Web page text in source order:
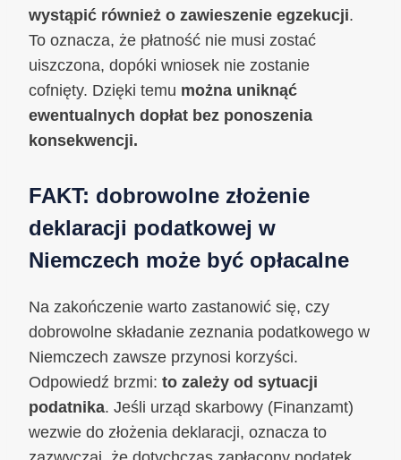
wystąpić również o zawieszenie egzekucji.
To oznacza, że płatność nie musi zostać
uiszczona, dopóki wniosek nie zostanie
cofnięty. Dzięki temu można uniknąć
ewentualnych dopłat bez ponoszenia
konsekwencji.
FAKT: dobrowolne złożenie
deklaracji podatkowej w
Niemczech może być opłacalne
Na zakończenie warto zastanowić się, czy
dobrowolne składanie zeznania podatkowego w
Niemczech zawsze przynosi korzyści.
Odpowiedź brzmi: to zależy od sytuacji
podatnika. Jeśli urząd skarbowy (Finanzamt)
wezwie do złożenia deklaracji, oznacza to